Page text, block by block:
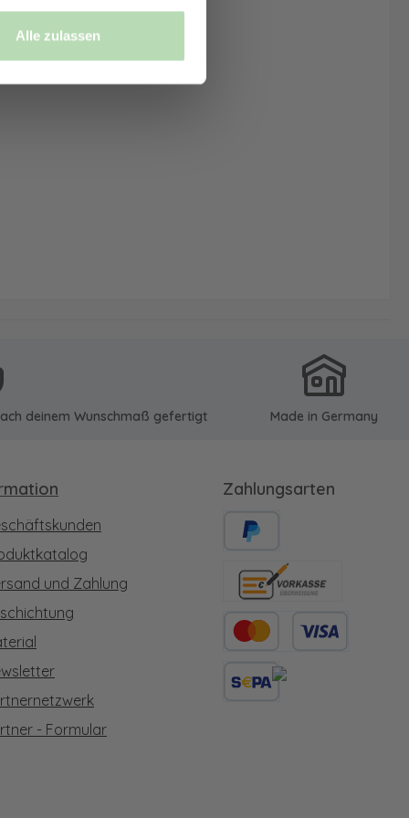
Alle zulassen
deinem Wunschmaß gefertigt Made in Germany
und Zahlung
- Formular
Zahlungsarten
Kredit- oder Debitkarte